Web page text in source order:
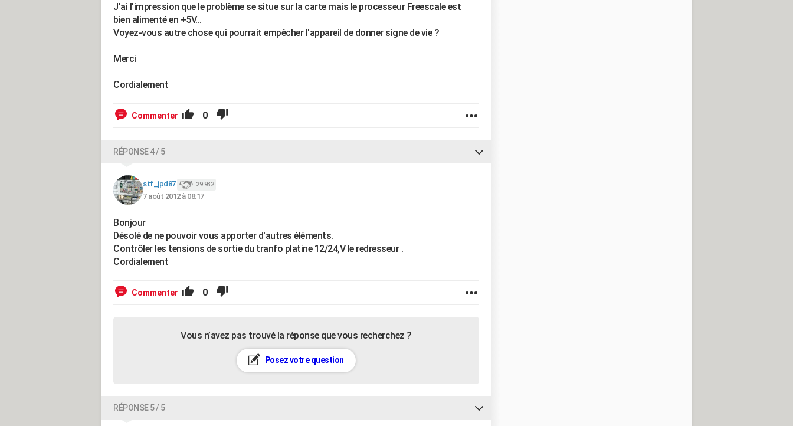
J'ai l'impression que le problème se situe sur la carte mais le processeur Freescale est
bien alimenté en +5V...
Voyez-vous autre chose qui pourrait empêcher l'appareil de donner signe de vie ?
Merci
Cordialement
Commenter 0
RÉPONSE 4 / 5
stf_jpd87 29 932
7 août 2012 à 08:17
Bonjour
Désolé de ne pouvoir vous apporter d'autres éléments.
Contrôler les tensions de sortie du tranfo platine 12/24,V le redresseur .
Cordialement
Commenter 0
Vous n’avez pas trouvé la réponse que vous recherchez ?
Posez votre question
RÉPONSE 5 / 5